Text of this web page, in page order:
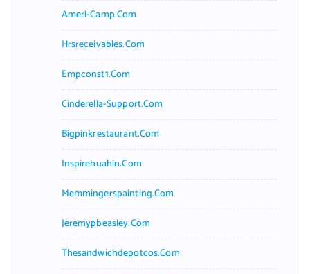
Ameri-Camp.com
Hrsreceivables.com
Empconst1.com
Cinderella-Support.com
Bigpinkrestaurant.com
Inspirehuahin.com
Memmingerspainting.com
Jeremypbeasley.com
Thesandwichdepotcos.com